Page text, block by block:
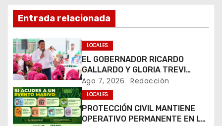
e
g
a
c
i
Entrada relacionada
LOCALES
EL GOBERNADOR RICARDO
GALLARDO Y GLORIA TREVI
LLEVAN ESPERANZA A LA PILA
Ago 7, 2026 Redacción
LOCALES
PROTECCIÓN CIVIL MANTIENE
OPERATIVO PERMANENTE EN LA